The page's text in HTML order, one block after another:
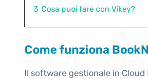
3 Cosa puoi fare con Vikey?
Come funziona
Il software gestionale in